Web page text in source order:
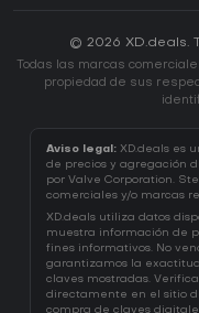
© 2026 XD.deals.
Todas las marcas
propiedad de sus
Aviso legal: XD.deals es
de precios y agregación
por Valve Corporation.
comerciales y/o marcas
XD.deals utiliza datos
muestra información de
fines informativos. No
garantizamos la
claves mostradas.
directamente en el sitio
compra de claves